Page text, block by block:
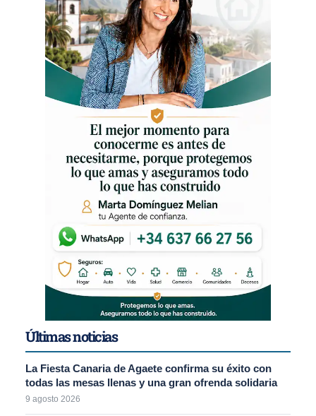
Últimas noticias
La Fiesta Canaria de Agaete confirma su éxito con
todas las mesas llenas y una gran ofrenda solidaria
9 agosto 2026